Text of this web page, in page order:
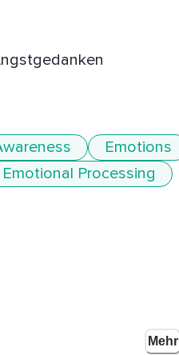
Emotions
Emotional Processing
Mehr